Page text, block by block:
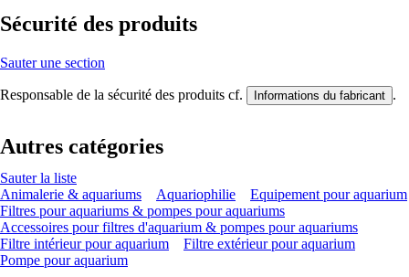
Sécurité des produits
Sauter une section
Responsable de la sécurité des produits cf. Informations du fabricant .
Autres catégories
Sauter la liste
Animalerie & aquariums
Aquariophilie
Equipement pour aquarium
Filtres pour aquariums & pompes pour aquariums
Accessoires pour filtres d'aquarium & pompes pour aquariums
Filtre intérieur pour aquarium
Filtre extérieur pour aquarium
Pompe pour aquarium